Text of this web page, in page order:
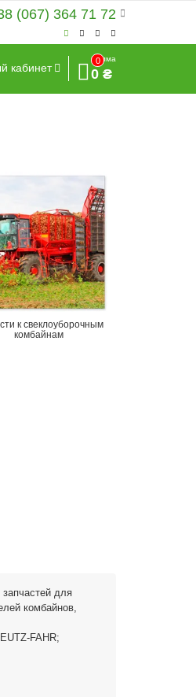
(067) 364 71 72
кабинет
0
Сумма
0 ₴
к свеклоуборочным
комбайнам
для
комбайнов,
FAHR;